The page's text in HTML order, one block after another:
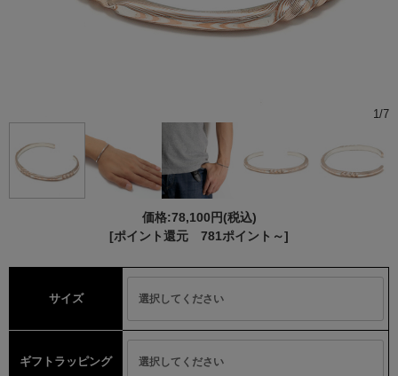
1/7
価格:78,100円(税込)
[ポイント還元 781ポイント～]
サイズ
ギフトラッピング